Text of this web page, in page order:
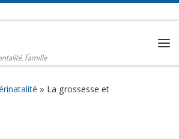
Famille
» La grossesse et